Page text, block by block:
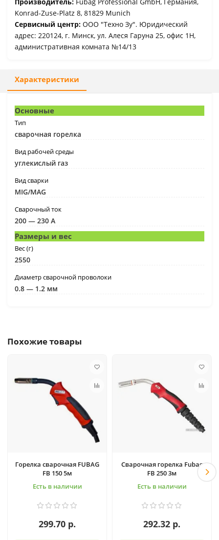
Konrad-Zuse-Platz 8, 81829 Munich
Сервисный центр: ООО "Техно Зу". Юридический
адрес: 220124, г. Минск, ул. Алеся Гаруна 25, офис 1Н,
административная комната №14/13
Характеристики
Основные
Тип
сварочная горелка
Вид рабочей среды
углекислый газ
Вид сварки
MIG/MAG
Сварочный ток
200 — 230 А
Размеры и вес
Вес (г)
2550
Диаметр сварочной проволоки
0.8 — 1.2 мм
Похожие товары
Горелка сварочная FUBAG
FB 150 5м
Есть в наличии
299.70 р.
Сварочная горелка Fubag
FB 250 3м
Есть в наличии
292.32 р.